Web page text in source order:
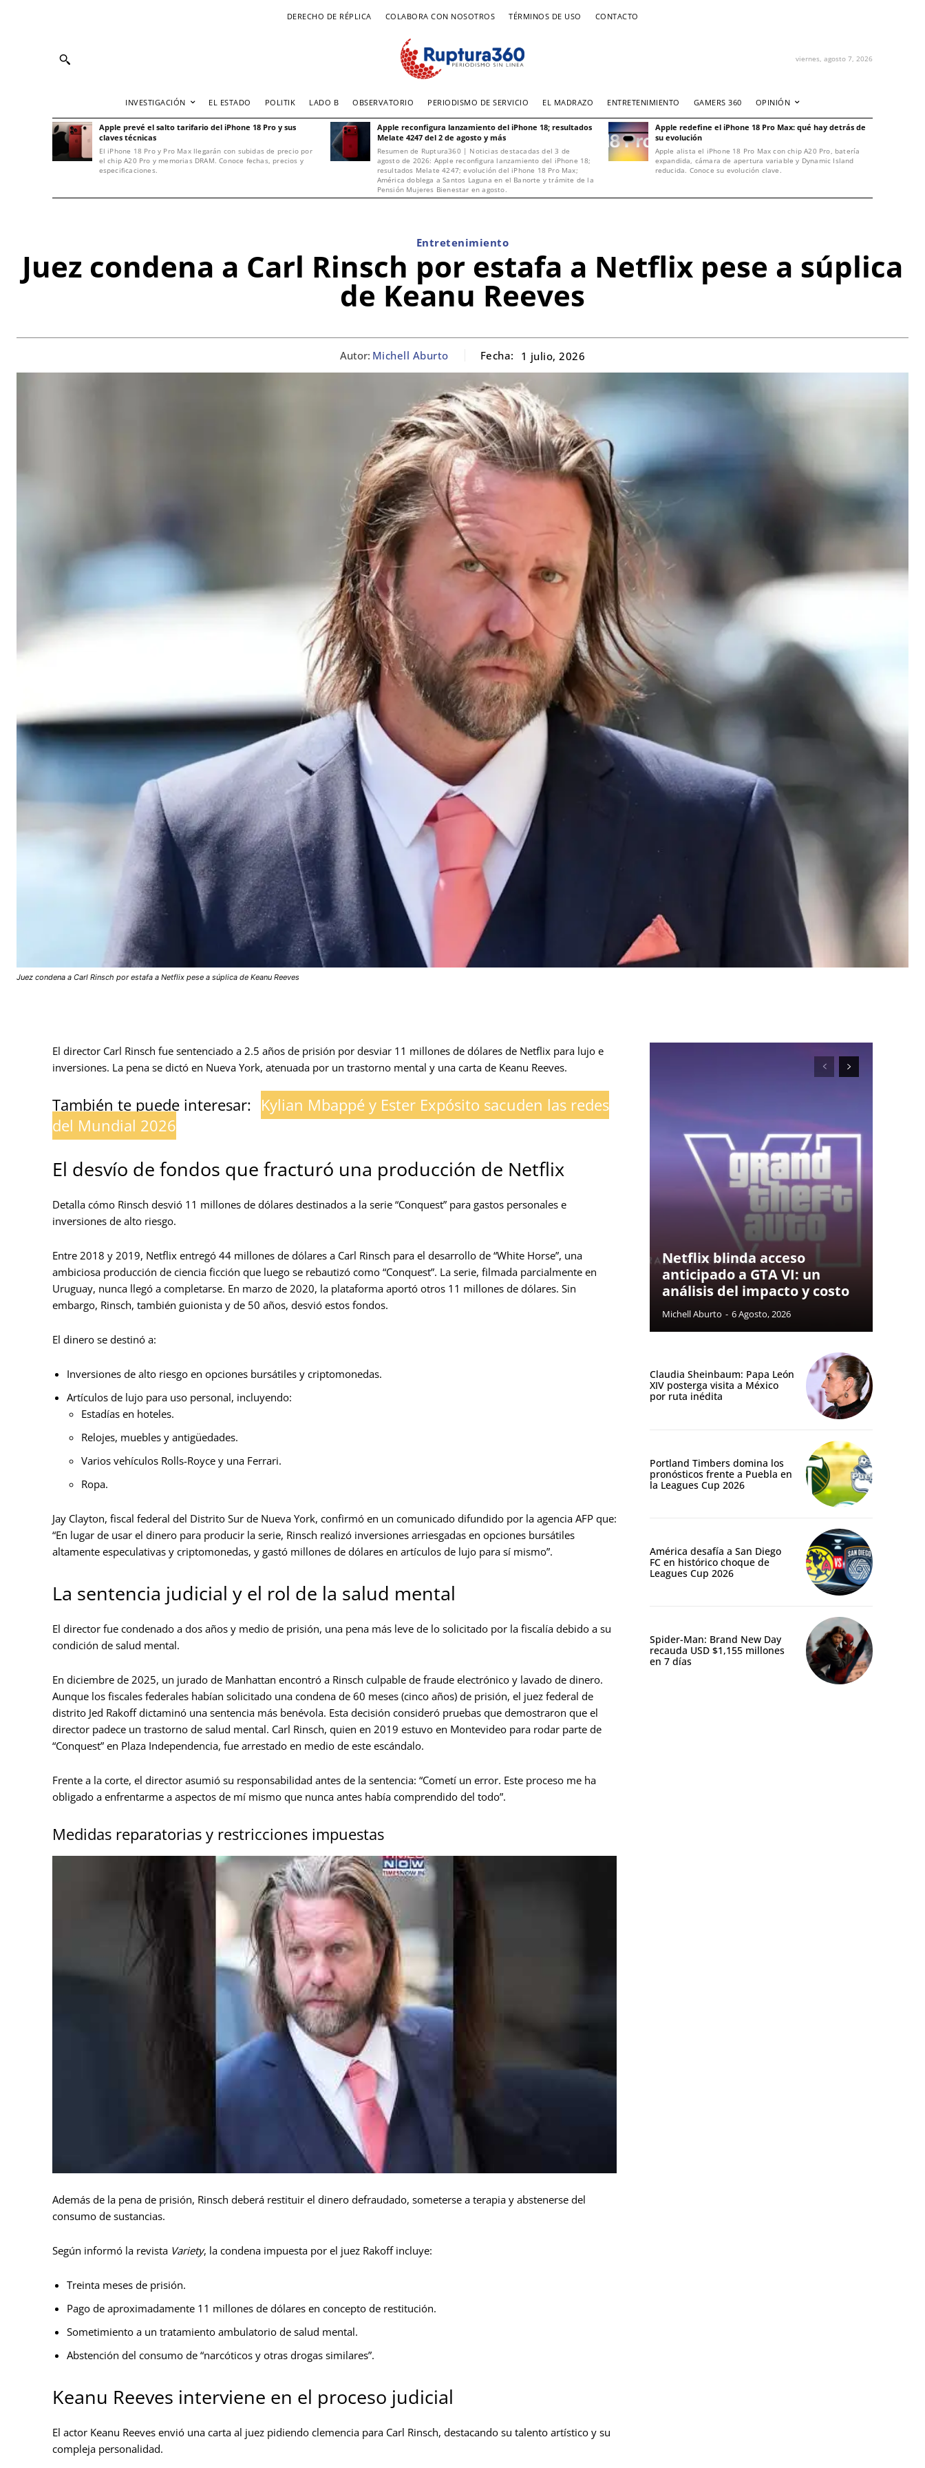
DERECHO DE RÉPLICA COLABORA CON NOSOTROS TÉRMINOS DE USO CONTACTO
viernes, agosto 7, 2026
INVESTIGACIÓN EL ESTADO POLITIK LADO B OBSERVATORIO PERIODISMO DE SERVICIO EL MADRAZO ENTRETENIMIENTO GAMERS 360 OPINIÓN
Apple prevé el salto tarifario del iPhone 18 Pro y sus
claves técnicas
El iPhone 18 Pro y Pro Max llegarán con subidas de precio por
el chip A20 Pro y memorias DRAM. Conoce fechas, precios y
especificaciones.
Apple reconfigura lanzamiento del iPhone 18; resultados
Melate 4247 del 2 de agosto y más
Resumen de Ruptura360 | Noticias destacadas del 3 de
agosto de 2026: Apple reconfigura lanzamiento del iPhone 18;
resultados Melate 4247; evolución del iPhone 18 Pro Max;
América doblega a Santos Laguna en el Banorte y trámite de la
Pensión Mujeres Bienestar en agosto.
Apple redefine el iPhone 18 Pro Max: qué hay detrás de
su evolución
Apple alista el iPhone 18 Pro Max con chip A20 Pro, batería
expandida, cámara de apertura variable y Dynamic Island
reducida. Conoce su evolución clave.
Entretenimiento
Juez condena a Carl Rinsch por estafa a Netflix pese a súplica
de Keanu Reeves
Autor: Michell Aburto Fecha: 1 julio, 2026
Juez condena a Carl Rinsch por estafa a Netflix pese a súplica de Keanu Reeves
El director Carl Rinsch fue sentenciado a 2.5 años de prisión por desviar 11 millones de dólares de Netflix para lujo e
inversiones. La pena se dictó en Nueva York, atenuada por un trastorno mental y una carta de Keanu Reeves.
También te puede interesar: Kylian Mbappé y Ester Expósito sacuden las redes
del Mundial 2026
El desvío de fondos que fracturó una producción de Netflix
Detalla cómo Rinsch desvió 11 millones de dólares destinados a la serie “Conquest” para gastos personales e
inversiones de alto riesgo.
Entre 2018 y 2019, Netflix entregó 44 millones de dólares a Carl Rinsch para el desarrollo de “White Horse”, una
ambiciosa producción de ciencia ficción que luego se rebautizó como “Conquest”. La serie, filmada parcialmente en
Uruguay, nunca llegó a completarse. En marzo de 2020, la plataforma aportó otros 11 millones de dólares. Sin
embargo, Rinsch, también guionista y de 50 años, desvió estos fondos.
El dinero se destinó a:
Inversiones de alto riesgo en opciones bursátiles y criptomonedas.
Artículos de lujo para uso personal, incluyendo:
Estadías en hoteles.
Relojes, muebles y antigüedades.
Varios vehículos Rolls-Royce y una Ferrari.
Ropa.
Jay Clayton, fiscal federal del Distrito Sur de Nueva York, confirmó en un comunicado difundido por la agencia AFP que:
“En lugar de usar el dinero para producir la serie, Rinsch realizó inversiones arriesgadas en opciones bursátiles
altamente especulativas y criptomonedas, y gastó millones de dólares en artículos de lujo para sí mismo”.
La sentencia judicial y el rol de la salud mental
El director fue condenado a dos años y medio de prisión, una pena más leve de lo solicitado por la fiscalía debido a su
condición de salud mental.
En diciembre de 2025, un jurado de Manhattan encontró a Rinsch culpable de fraude electrónico y lavado de dinero.
Aunque los fiscales federales habían solicitado una condena de 60 meses (cinco años) de prisión, el juez federal de
distrito Jed Rakoff dictaminó una sentencia más benévola. Esta decisión consideró pruebas que demostraron que el
director padece un trastorno de salud mental. Carl Rinsch, quien en 2019 estuvo en Montevideo para rodar parte de
“Conquest” en Plaza Independencia, fue arrestado en medio de este escándalo.
Frente a la corte, el director asumió su responsabilidad antes de la sentencia: “Cometí un error. Este proceso me ha
obligado a enfrentarme a aspectos de mí mismo que nunca antes había comprendido del todo”.
Medidas reparatorias y restricciones impuestas
Además de la pena de prisión, Rinsch deberá restituir el dinero defraudado, someterse a terapia y abstenerse del
consumo de sustancias.
Según informó la revista Variety, la condena impuesta por el juez Rakoff incluye:
Treinta meses de prisión.
Pago de aproximadamente 11 millones de dólares en concepto de restitución.
Sometimiento a un tratamiento ambulatorio de salud mental.
Abstención del consumo de “narcóticos y otras drogas similares”.
Keanu Reeves interviene en el proceso judicial
El actor Keanu Reeves envió una carta al juez pidiendo clemencia para Carl Rinsch, destacando su talento artístico y su
compleja personalidad.
Netflix blinda acceso
anticipado a GTA VI: un
análisis del impacto y costo
Michell Aburto - 6 Agosto, 2026
Claudia Sheinbaum: Papa León
XIV posterga visita a México
por ruta inédita
Portland Timbers domina los
pronósticos frente a Puebla en
la Leagues Cup 2026
América desafía a San Diego
FC en histórico choque de
Leagues Cup 2026
Spider-Man: Brand New Day
recauda USD $1,155 millones
en 7 días